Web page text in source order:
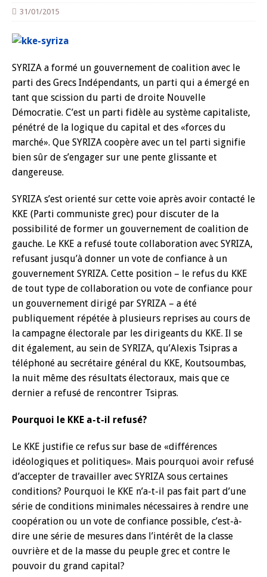
31/01/2015
SYRIZA a formé un gouvernement de coalition avec le
parti des Grecs Indépendants, un parti qui a émergé en
tant que scission du parti de droite Nouvelle
Démocratie. C’est un parti fidèle au système capitaliste,
pénétré de la logique du capital et des «forces du
marché». Que SYRIZA coopère avec un tel parti signifie
bien sûr de s’engager sur une pente glissante et
dangereuse.
SYRIZA s’est orienté sur cette voie après avoir contacté le
KKE (Parti communiste grec) pour discuter de la
possibilité de former un gouvernement de coalition de
gauche. Le KKE a refusé toute collaboration avec SYRIZA,
refusant jusqu’à donner un vote de confiance à un
gouvernement SYRIZA. Cette position – le refus du KKE
de tout type de collaboration ou vote de confiance pour
un gouvernement dirigé par SYRIZA – a été
publiquement répétée à plusieurs reprises au cours de
la campagne électorale par les dirigeants du KKE. Il se
dit également, au sein de SYRIZA, qu’Alexis Tsipras a
téléphoné au secrétaire général du KKE, Koutsoumbas,
la nuit même des résultats électoraux, mais que ce
dernier a refusé de rencontrer Tsipras.
Pourquoi le KKE a-t-il refusé?
Le KKE justifie ce refus sur base de «différences
idéologiques et politiques». Mais pourquoi avoir refusé
d’accepter de travailler avec SYRIZA sous certaines
conditions? Pourquoi le KKE n’a-t-il pas fait part d’une
série de conditions minimales nécessaires à rendre une
coopération ou un vote de confiance possible, c’est-à-
dire une série de mesures dans l’intérêt de la classe
ouvrière et de la masse du peuple grec et contre le
pouvoir du grand capital?